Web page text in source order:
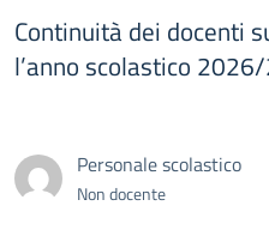
Continuità dei docenti
l’anno scolastico
Personale scolastico
Non docente